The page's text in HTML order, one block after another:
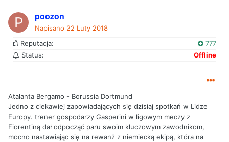
poozon
Napisano 22 Luty 2018
Reputacja:
777
Status:
Offline
Atalanta Bergamo - Borussia Dortmund
Jedno z ciekawiej zapowiadających się dzisiaj spotkań w Lidze
Europy. trener gospodarzy Gasperini w ligowym meczy z
Fiorentiną dał odpocząć paru swoim kluczowym zawodnikom,
mocno nastawiając się na rewanż z niemiecką ekipą, która na